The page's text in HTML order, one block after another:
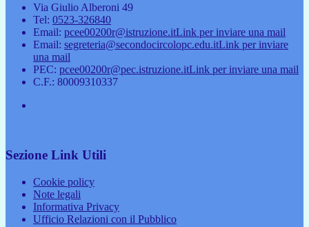
Via Giulio Alberoni 49
Tel: 0523-326840
Email: pcee00200r@istruzione.itLink per inviare una mail
Email: segreteria@secondocircolopc.edu.itLink per inviare
una mail
PEC: pcee00200r@pec.istruzione.itLink per inviare una mail
C.F.: 80009310337
Sezione Link Utili
Cookie policy
Note legali
Informativa Privacy
Ufficio Relazioni con il Pubblico